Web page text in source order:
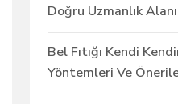
Doğru Uzmanlık Alanı
Bel Fıtığı Kendi
Yöntemleri Ve